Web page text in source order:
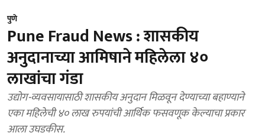
पुणे
Pune Fraud News : शासकीय
अनुदानाच्या आमिषाने महिलेला ४०
लाखांचा गंडा
उद्योग-व्यवसायासाठी शासकीय अनुदान मिळवून देण्याच्या बहाण्याने
एका महिलेची ४० लाख रुपयांची आर्थिक फसवणूक केल्याचा प्रकार
आला उघडकीस.